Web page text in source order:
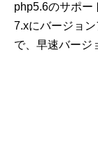
php5.6のサポー
7.xにバージョン
で、早速バージ